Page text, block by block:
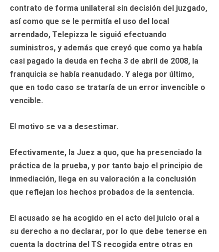
contrato de forma unilateral sin decisión del juzgado,
así como que se le permitía el uso del local
arrendado, Telepizza le siguió efectuando
suministros, y además que creyó que como ya había
casi pagado la deuda en fecha 3 de abril de 2008, la
franquicia se había reanudado. Y alega por último,
que en todo caso se trataría de un error invencible o
vencible.
El motivo se va a desestimar.
Efectivamente, la Juez a quo, que ha presenciado la
práctica de la prueba, y por tanto bajo el principio de
inmediación, llega en su valoración a la conclusión
que reflejan los hechos probados de la sentencia.
El acusado se ha acogido en el acto del juicio oral a
su derecho a no declarar, por lo que debe tenerse en
cuenta la doctrina del TS recogida entre otras en